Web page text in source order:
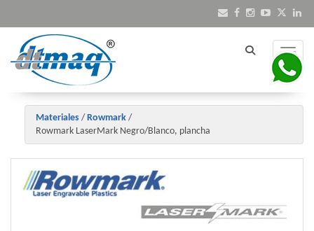
Materiales / Rowmark /
Rowmark LaserMark Negro/Blanco, plancha